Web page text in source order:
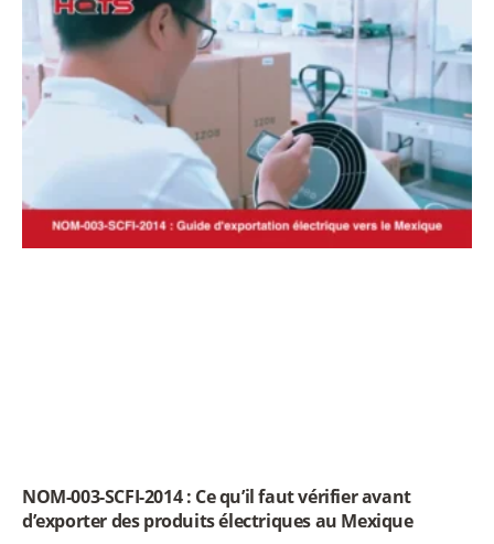
NOM-003-SCFI-2014 : Ce qu’il faut vérifier avant
d’exporter des produits électriques au Mexique